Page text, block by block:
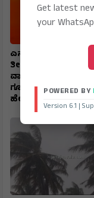
ಎನ್‌ಕ್ರಿಪ್ಟೆಡ್‌ ಕಾಲ್‌,
ತೀವ್ರ ನಿಗಾ : ಪೊಲೀಸರು
ವಾಯುಪಡೆಯ
ಗೂಢಚಾರಿಕೆ ಜಾಲ
ಹೇಗೆ…?
Get latest
your
POWERED BY
Version 6.1 |